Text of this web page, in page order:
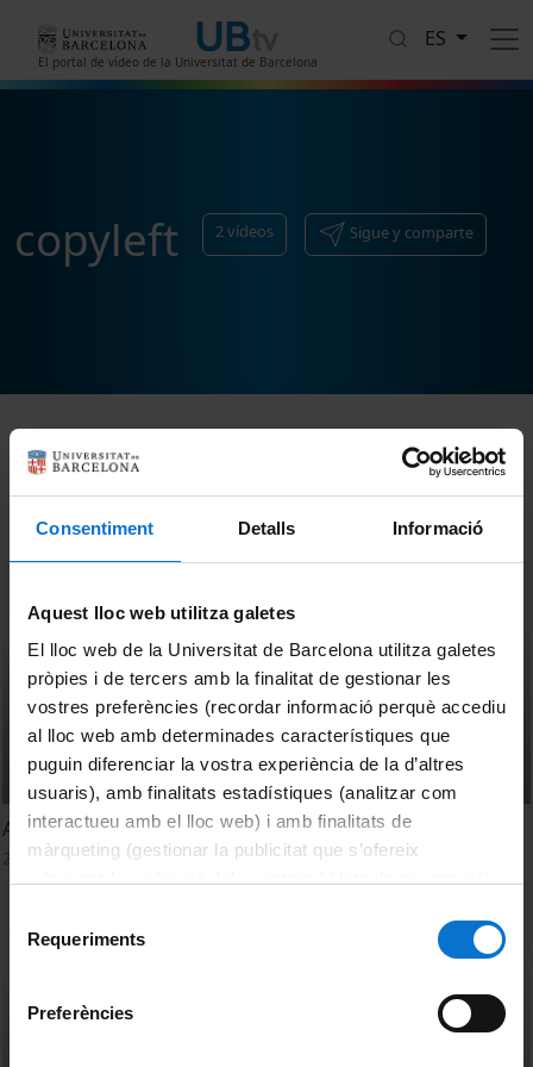
Consentiment Detalls Informació
Aquest lloc web utilitza galetes
El lloc web de la Universitat de Barcelona utilitza galetes
pròpies i de tercers amb la finalitat de gestionar les
vostres preferències (recordar informació perquè accediu
al lloc web amb determinades característiques que
puguin diferenciar la vostra experiència de la d’altres
usuaris), amb finalitats estadístiques (analitzar com
interactueu amb el lloc web) i amb finalitats de
màrqueting (gestionar la publicitat que s’ofereix
consultar laPolítica de galetes del lloc web de la
Requeriments
Preferències
El portal de vídeo de la Universitat de Barcelona
ES
copyleft 2 vídeos Sigue y comparte
Ordenar
Accés obert
25 Enero, 2017